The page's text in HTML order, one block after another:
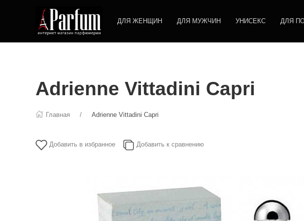
ДЛЯ ЖЕНЩИН ДЛЯ МУЖЧИН УНИСЕКС ДЛЯ
Adrienne Vittadini Capri
Главная Adrienne Vittadini Capri
Добавить в избранное Добавить к сравнению